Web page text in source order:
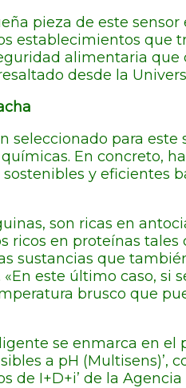
pieza de este
establecimientos que
alimentaria
desde la
seleccionado para
En concreto,
y eficientes
son ricas en
ricos en proteínas
sustancias que
este último caso,
brusco que
se enmarca en
a pH (Multisens)’,
de I+D+i’ de la